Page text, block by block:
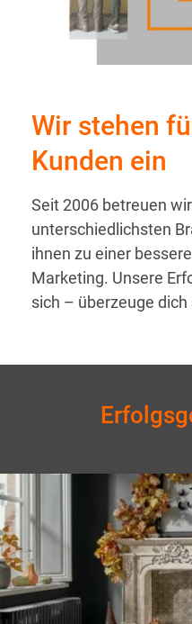
Wir stehen
Kunden ein
Seit 2006 betreuen
unterschiedlichsten
ihnen zu einer
Marketing. Unsere
sich – überzeuge dich